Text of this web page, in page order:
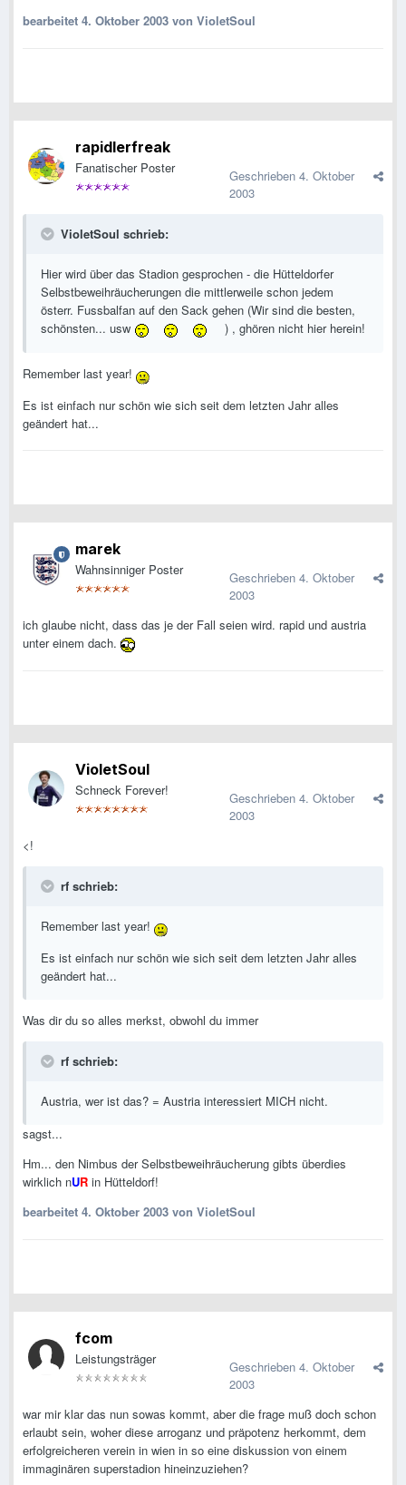
bearbeitet 4. Oktober 2003 von VioletSoul
rapidlerfreak
Fanatischer Poster Geschrieben 4. Oktober
2003
VioletSoul schrieb:
Hier wird über das Stadion gesprochen - die Hütteldorfer
Selbstbeweihräucherungen die mittlerweile schon jedem
österr. Fussbalfan auf den Sack gehen (Wir sind die besten,
schönsten... usw
) , ghören nicht hier herein!
Remember last year!
Es ist einfach nur schön wie sich seit dem letzten Jahr alles
geändert hat...
marek
Wahnsinniger Poster Geschrieben 4. Oktober
2003
ich glaube nicht, dass das je der Fall seien wird. rapid und austria
unter einem dach.
VioletSoul
Schneck Forever! Geschrieben 4. Oktober
2003
<!
rf schrieb:
Remember last year!
Es ist einfach nur schön wie sich seit dem letzten Jahr alles
geändert hat...
Was dir du so alles merkst, obwohl du immer
rf schrieb:
Austria, wer ist das? = Austria interessiert MICH nicht.
sagst...
Hm... den Nimbus der Selbstbeweihräucherung gibts überdies
wirklich nUR in Hütteldorf!
bearbeitet 4. Oktober 2003 von VioletSoul
fcom
Leistungsträger Geschrieben 4. Oktober
2003
war mir klar das nun sowas kommt, aber die frage muß doch schon
erlaubt sein, woher diese arroganz und präpotenz herkommt, dem
erfolgreicheren verein in wien in so eine diskussion von einem
immaginären superstadion hineinzuziehen?